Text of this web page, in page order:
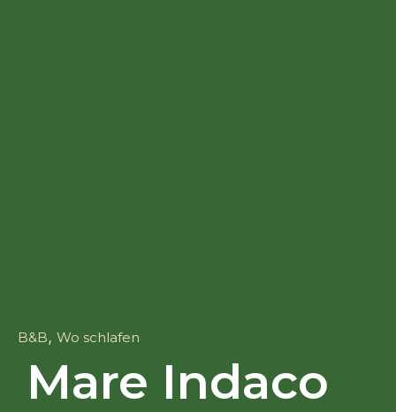
Mare Indaco
B&B, Wo schlafen